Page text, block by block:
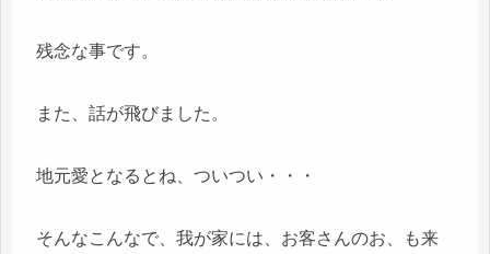
残念な事です。
また、話が飛びました。
地元愛となるとね、ついつい・・・
そんなこんなで、我が家には、お客さんのお、も来